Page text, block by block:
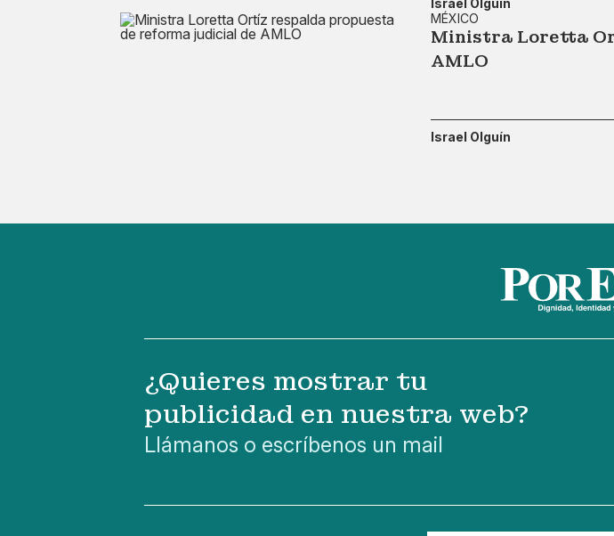
Israel Olguín
MÉXICO
Ministra Loretta
AMLO
Israel Olguín
¿Quieres mostrar tu
publicidad en nuestra web?
Llámanos o escríbenos un mail